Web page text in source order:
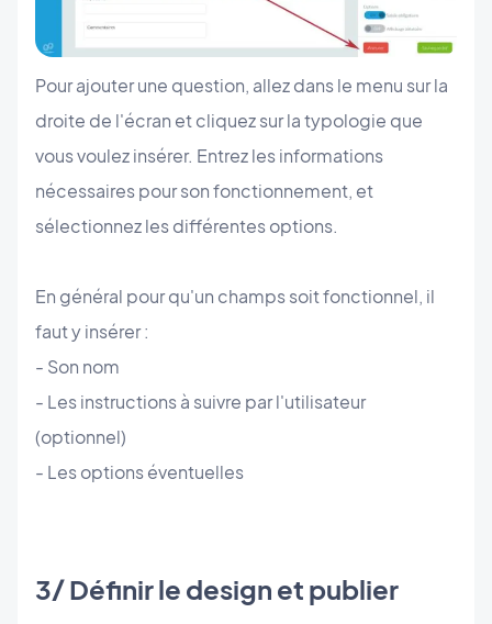
Pour ajouter une question, allez dans le menu sur la
droite de l'écran et cliquez sur la typologie que
vous voulez insérer. Entrez les informations
nécessaires pour son fonctionnement, et
sélectionnez les différentes options.
En général pour qu'un champs soit fonctionnel, il
faut y insérer :
- Son nom
- Les instructions à suivre par l'utilisateur
(optionnel)
- Les options éventuelles
3/ Définir le design et publier